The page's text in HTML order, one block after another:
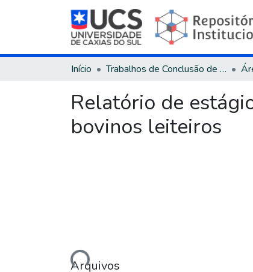
Início Trabalhos de Conclusão de Curso
Relatório de
bovinos leiteiros
Carregando...
Arquivos